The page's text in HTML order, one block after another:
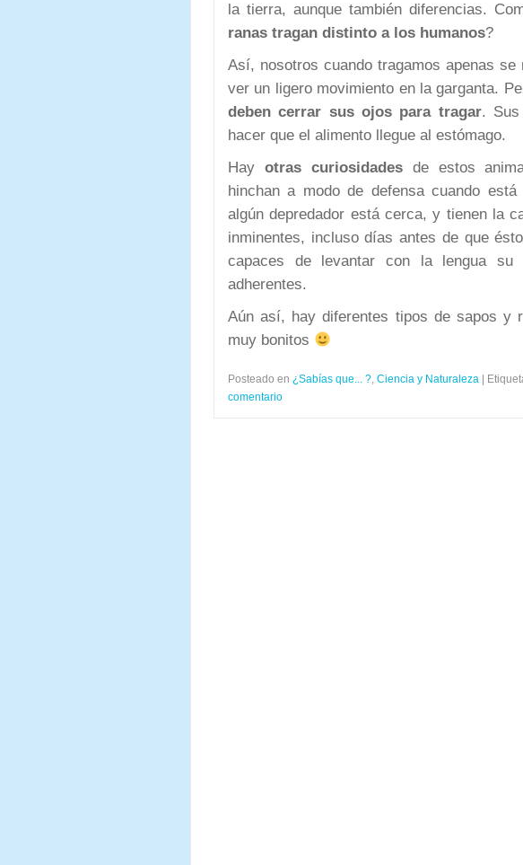
la tierra, aunque también diferencias.
ranas tragan distinto a los humanos?
Así, nosotros cuando tragamos apenas
ver un ligero movimiento en la garganta.
deben cerrar sus ojos para tragar. Sus
hacer que el alimento llegue al estómago.
Hay otras curiosidadesde estos
hinchan a modo de defensa cuando
algún depredador está cerca, y tienen la
inminentes, incluso días antes de que
capaces de levantar con la lengua
adherentes.
Aún así, hay diferentes tipos de sapos y
muy bonitos
Posteado en ¿Sabías que... ?, Ciencia y Naturaleza
comentario